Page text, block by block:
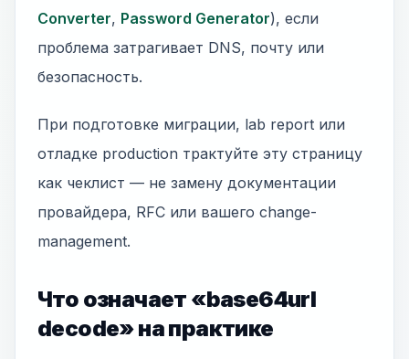
Converter, Password Generator), если
проблема затрагивает DNS, почту или
безопасность.
При подготовке миграции, lab report или
отладке production трактуйте эту страницу
как чеклист — не замену документации
провайдера, RFC или вашего change-
management.
Что означает «base64url
decode» на практике